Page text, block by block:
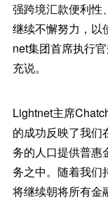
强跨境汇款便利性
继续不懈努力，以
net集团首席执行
充说。
Lightnet主席
的成功反映了我们
务的人口提供普惠
务之中。随着我们
将继续朝将所有金